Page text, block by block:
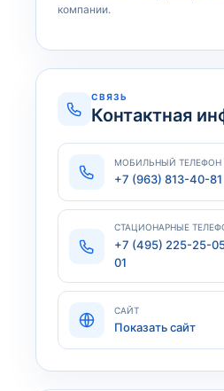
компании.
СВЯЗЬ
Контактная
МОБИЛЬНЫЙ ТЕЛЕФОН
+7 (963) 813-40-81
СТАЦИОНАРНЫЕ
+7 (495) 225-25-
01
САЙТ
Показать сайт